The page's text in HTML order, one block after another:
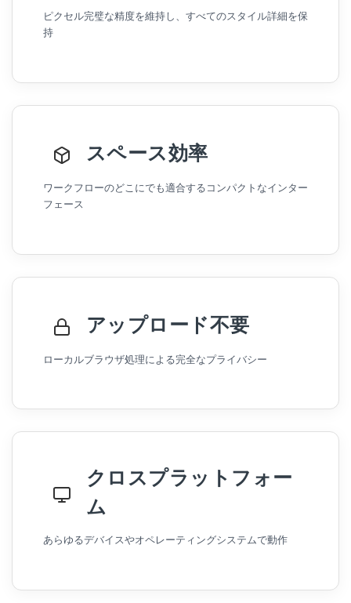
ピクセル完璧な精度を維持し、すべてのスタイル詳細を保
持
スペース効率
ワークフローのどこにでも適合するコンパクトなインター
フェース
アップロード不要
ローカルブラウザ処理による完全なプライバシー
クロスプラットフォー
ム
あらゆるデバイスやオペレーティングシステムで動作